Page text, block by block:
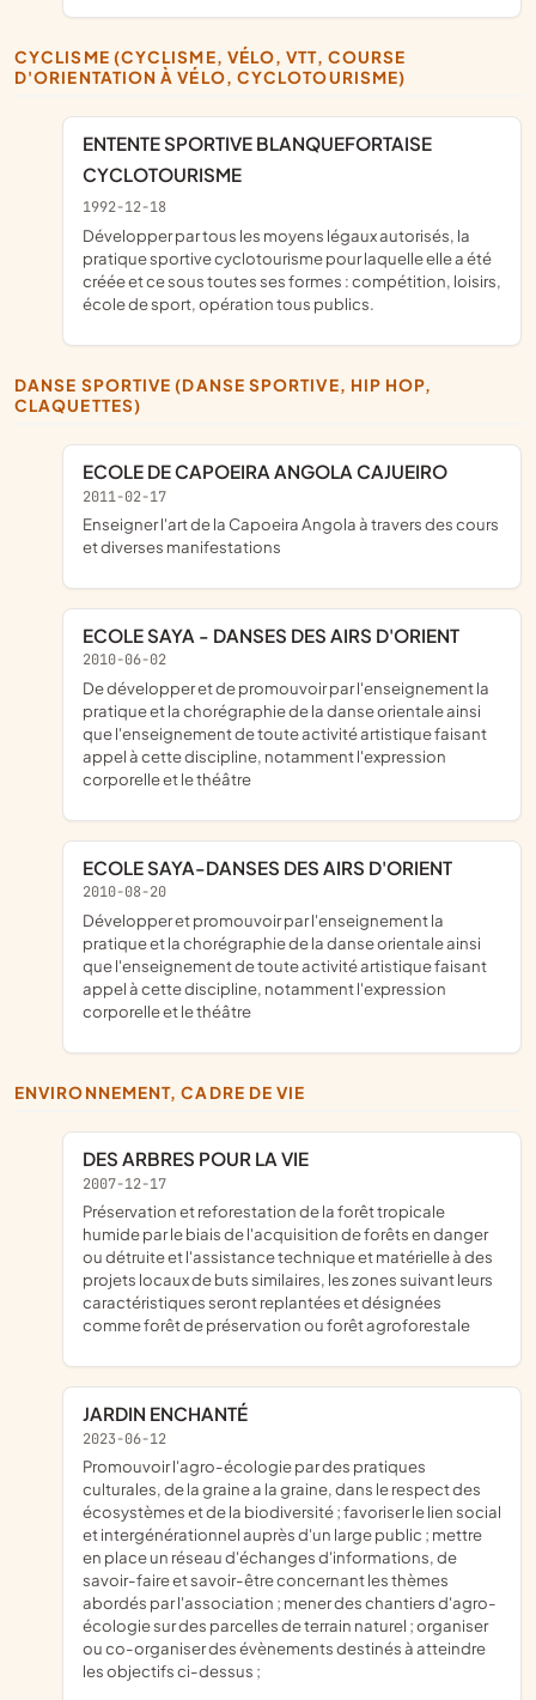
CYCLISME (CYCLISME, VÉLO, VTT, COURSE
D'ORIENTATION À VÉLO, CYCLOTOURISME)
ENTENTE SPORTIVE BLANQUEFORTAISE 
CYCLOTOURISME 
1992-12-18
développer par tous les moyens légaux autorisés, la
pratique sportive cyclotourisme pour laquelle elle a été
créée et ce sous toutes ses formes : compétition, loisirs,
école de sport, opération tous publics.
DANSE SPORTIVE (DANSE SPORTIVE, HIP HOP,
CLAQUETTES)
ECOLE DE CAPOEIRA ANGOLA CAJUEIRO
2011-02-17
enseigner l'art de la Capoeira Angola à travers des cours
et diverses manifestations
ECOLE SAYA - DANSES DES AIRS D'ORIENT
2010-06-02
de développer et de promouvoir par l'enseignement la
pratique et la chorégraphie de la danse orientale ainsi
que l'enseignement de toute activité artistique faisant
appel à cette discipline, notamment l'expression
corporelle et le théâtre
ECOLE SAYA-DANSES DES AIRS D'ORIENT
2010-08-20
développer et promouvoir par l'enseignement la
pratique et la chorégraphie de la danse orientale ainsi
que l'enseignement de toute activité artistique faisant
appel à cette discipline, notamment l'expression
corporelle et le théâtre
ENVIRONNEMENT, CADRE DE VIE
DES ARBRES POUR LA VIE
2007-12-17
préservation et reforestation de la forêt tropicale
humide par le biais de l'acquisition de forêts en danger
ou détruite et l'assistance technique et matérielle à des
projets locaux de buts similaires, les zones suivant leurs
caractéristiques seront replantées et désignées
comme forêt de préservation ou forêt agroforestale
JARDIN ENCHANTÉ
2023-06-12
promouvoir l'agro-écologie par des pratiques
culturales, de la graine a la graine, dans le respect des
écosystèmes et de la biodiversité ; favoriser le lien social
et intergénérationnel auprès d'un large public ; mettre
en place un réseau d'échanges d'informations, de
savoir-faire et savoir-être concernant les thèmes
abordés par l'association ; mener des chantiers d'agro-
écologie sur des parcelles de terrain naturel ; organiser
ou co-organiser des évènements destinés à atteindre
les objectifs ci-dessus ;